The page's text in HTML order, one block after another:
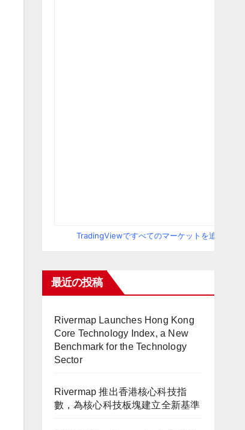
TradingViewですべてのマーケットを追跡
最近の投稿
Rivermap Launches Hong Kong
Core Technology Index, a New
Benchmark for the Technology
Sector
Rivermap 推出香港核心科技指
數，為核心科技板塊建立全新基準